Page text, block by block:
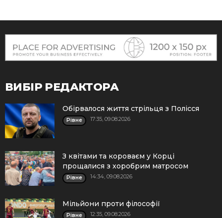
ВИБІР РЕДАКТОРА
Обірвалося життя стрільця з Полісся
Рівне 17:35, 09.08.2026
З квітами та короваєм у Корці
прощалися з хоробрим матросом
Рівне 14:34, 09.08.2026
Мільйони проти філософії
Рівне 12:35, 09.08.2026